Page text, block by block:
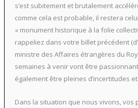
s’est subitement et brutalement
comme cela est probable, il restera
« monument historique à la folie
rappeliez dans votre billet précédent
ministre des Affaires étrangères du
semaines à venir vont être
également être pleines d’incertitudes et
Dans la situation que nous vivons, vos